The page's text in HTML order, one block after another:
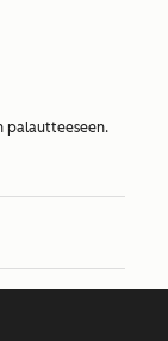
palautteeseen.